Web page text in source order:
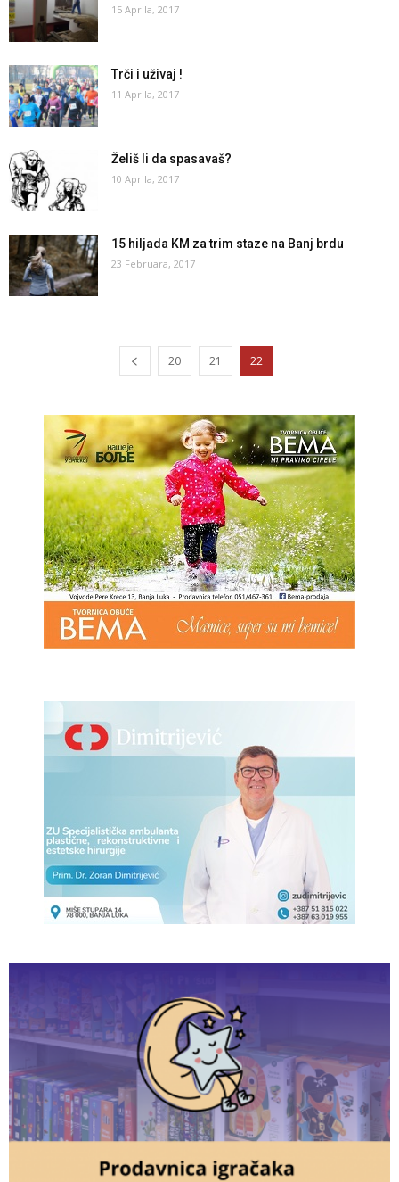
15 Aprila, 2017
Trči i uživaj !
11 Aprila, 2017
Želiš li da spasavaš?
10 Aprila, 2017
15 hiljada KM za trim staze na Banj brdu
23 Februara, 2017
20 21 22